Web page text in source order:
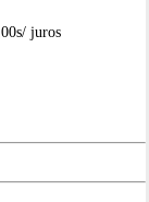
s/ juros